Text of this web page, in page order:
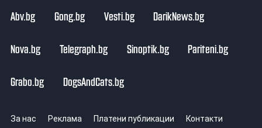
Abv.bg Gong.bg Vesti.bg DarikNews.bg
Nova.bg Telegraph.bg Sinoptik.bg Pariteni.bg
Grabo.bg DogsAndCats.bg
За нас Реклама Платени публикации Контакти